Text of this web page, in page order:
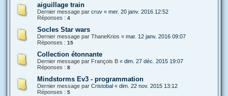
aiguillage train
Dernier message par cruv « mer. 20 janv. 2016 12:52
Réponses : 4
Socles Star wars
Dernier message par ThaneKrios « mar. 12 janv. 2016 09:07
Réponses : 15
Collection étonnante
Dernier message par François B « dim. 27 déc. 2015 19:07
Réponses : 8
Mindstorms Ev3 - programmation
Dernier message par Cristobal « dim. 22 nov. 2015 13:12
Réponses : 5